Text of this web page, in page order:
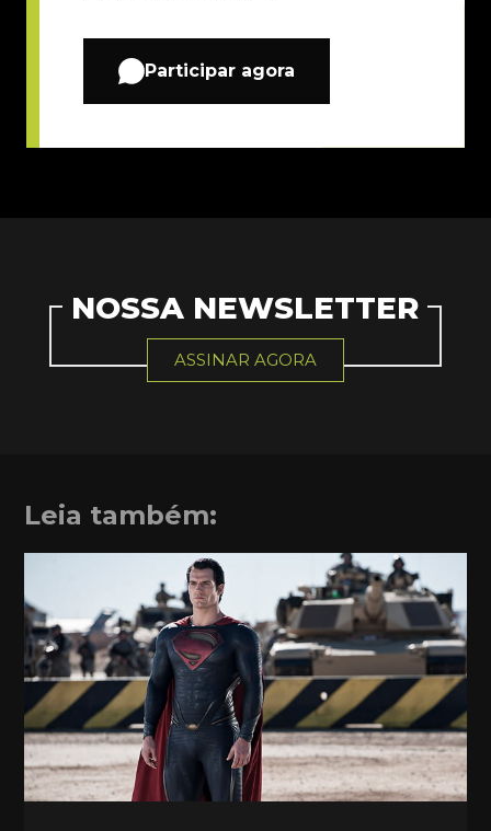
Participar agora
NOSSA NEWSLETTER
ASSINAR AGORA
Leia também: